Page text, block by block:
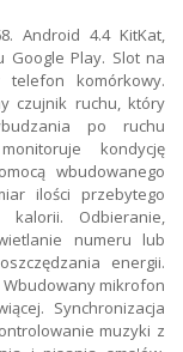
Android 4.4 KitKat,
Google Play. Slot na
telefon komórkowy.
czujnik ruchu, który
po ruchu
kondycję
wbudowanego
ilości przebytego
kalorii. Odbieranie,
numeru lub
energii.
Wbudowany mikrofon
Synchronizacja
muzyki z